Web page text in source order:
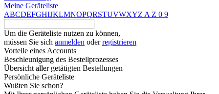
Meine Geräteliste
ABCDEFGHIJKLMNOPQRSTUVWXYZ A Z 0 9
Um die Geräteliste nutzen zu können,
müssen Sie sich anmelden oderregistrieren
Vorteile eines Accounts
Beschleunigung des Bestellprozesses
Übersicht aller getätigten Bestellungen
Persönliche Geräteliste
Wußten Sie schon?